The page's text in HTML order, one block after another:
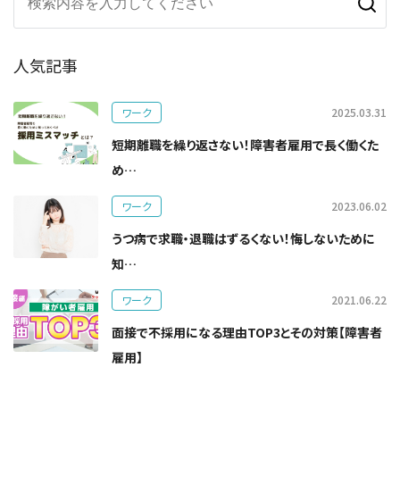
人気記事
ワーク 2025.03.31
短期離職を繰り返さない！障害者雇用で長く働くた
め…
ワーク 2023.06.02
うつ病で求職・退職はずるくない！悔しないために
知…
ワーク 2021.06.22
面接で不採用になる理由TOP3とその対策【障害者
雇用】